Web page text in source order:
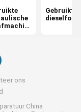
Gebruikte
ons
China